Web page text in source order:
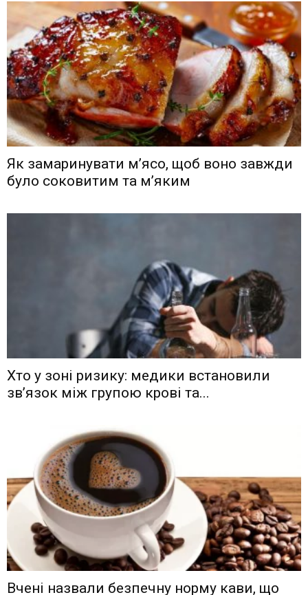
Як замаринувати м’ясо, щоб воно завжди
було соковитим та м’яким
Хто у зоні ризику: медики встановили
зв’язок між групою крові та...
Вчені назвали безпечну норму кави, що